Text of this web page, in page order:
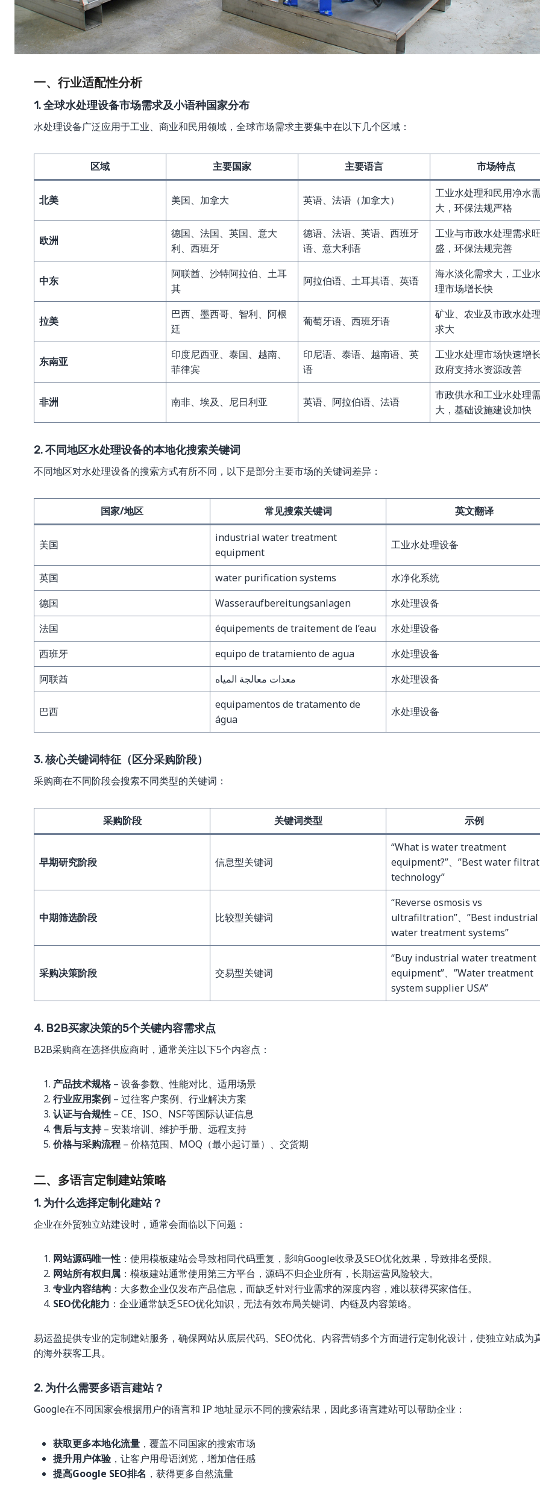
一、行业适配性分析
1. 全球水处理设备市场需求及小语种国家分布
水处理设备广泛应用于工业、商业和民用领域，全球市场需求主要集中在以下几个区域：
区域 主要国家 主要语言 市场特点
北美 美国、加拿大 英语、法语（加拿大）
工业水处理和民用净水
大，环保法规严格
欧洲
德国、法国、英国、意大
利、西班牙
德语、法语、英语、西班牙
语、意大利语
工业与市政水处理需求
盛，环保法规完善
中东
阿联酋、沙特阿拉伯、土耳
其
阿拉伯语、土耳其语、英语
海水淡化需求大，工业
理市场增长快
拉美
巴西、墨西哥、智利、阿根
廷
葡萄牙语、西班牙语
矿业、农业及市政水处
求大
东南亚
印度尼西亚、泰国、越南、
菲律宾
印尼语、泰语、越南语、英
语
工业水处理市场快速增
政府支持水资源改善
非洲 南非、埃及、尼日利亚 英语、阿拉伯语、法语
市政供水和工业水处理
大，基础设施建设加快
2. 不同地区水处理设备的本地化搜索关键词
不同地区对水处理设备的搜索方式有所不同，以下是部分主要市场的关键词差异：
国家/地区 常见搜索关键词 英文翻译
美国
industrial water treatment
equipment
工业水处理设备
英国 water purification systems
水净化系统
德国
Wasseraufbereitungsanlagen
水处理设备
法国
équipements de traitement de l’eau
水处理设备
西班牙
equipo de tratamiento de agua
水处理设备
阿联酋
معدات معالجة المياه 水处理设备
巴西
equipamentos de tratamento de
água
水处理设备
3. 核心关键词特征（区分采购阶段）
采购商在不同阶段会搜索不同类型的关键词：
采购阶段 关键词类型 示例
早期研究阶段 信息型关键词
“What is water treatment
equipment?”、”Best water
technology”
中期筛选阶段 比较型关键词
“Reverse osmosis vs
ultrafiltration”、”Best industrial
water treatment systems”
采购决策阶段 交易型关键词
“Buy industrial water treatment
equipment”、”Water treatment
system supplier USA”
4. B2B买家决策的5个关键内容需求点
B2B采购商在选择供应商时，通常关注以下5个内容点：
产品技术规格 – 设备参数、性能对比、适用场景
行业应用案例 – 过往客户案例、行业解决方案
认证与合规性 – CE、ISO、NSF等国际认证信息
售后与支持– 安装培训、维护手册、远程支持
价格与采购流程 – 价格范围、MOQ（最小起订量）、交货期
二、多语言定制建站策略
1. 为什么选择定制化建站？
企业在外贸独立站建设时，通常会面临以下问题：
网站源码唯一性 ：使用模板建站会导致相同代码重复，影响Google收录及SEO优化效果，导致排名受限。
网站所有权归属 ：模板建站通常使用第三方平台，源码不归企业所有，长期运营风险较大。
专业内容结构 ：大多数企业仅发布产品信息，而缺乏针对行业需求的深度内容，难以获得买家信任。
SEO优化能力 ：企业通常缺乏SEO优化知识，无法有效布局关键词、内链及内容策略。
易运盈提供专业的定制建站服务，确保网站从底层代码、SEO优化、内容营销多个方面进行定制化设计，使独立站成为
的海外获客工具。
2. 为什么需要多语言建站？
Google在不同国家会根据用户的语言和 IP 地址显示不同的搜索结果，因此多语言建站可以帮助企业：
获取更多本地化流量 ，覆盖不同国家的搜索市场
提升用户体验 ，让客户用母语浏览，增加信任感
提高Google SEO排名 ，获得更多自然流量